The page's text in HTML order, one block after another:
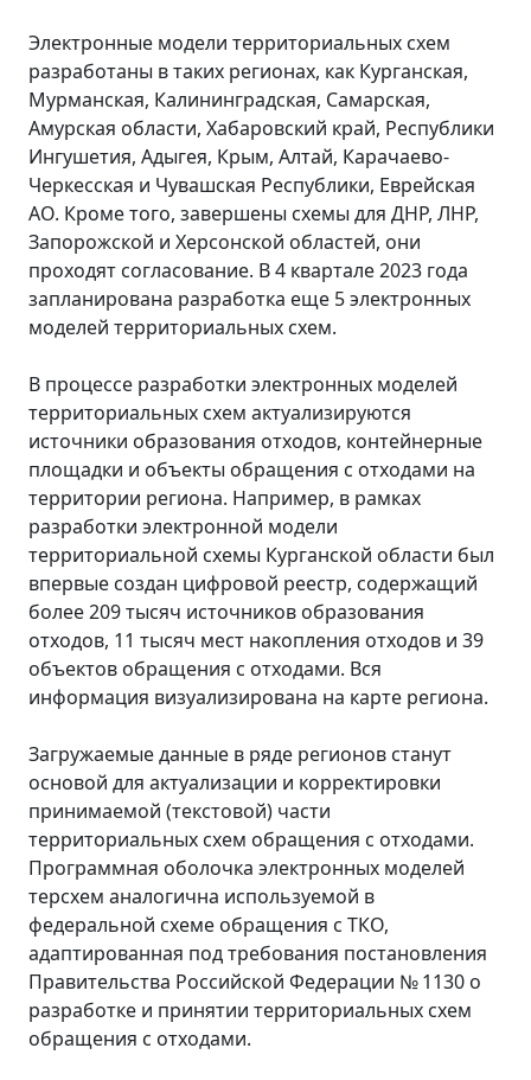
Электронные модели территориальных схем
разработаны в таких регионах, как Курганская,
Мурманская, Калининградская, Самарская,
Амурская области, Хабаровский край, Республики
Ингушетия, Адыгея, Крым, Алтай, Карачаево-
Черкесская и Чувашская Республики, Еврейская
АО. Кроме того, завершены схемы для ДНР, ЛНР,
Запорожской и Херсонской областей, они
проходят согласование. В 4 квартале 2023 года
запланирована разработка еще 5 электронных
моделей территориальных схем.
В процессе разработки электронных моделей
территориальных схем актуализируются
источники образования отходов, контейнерные
площадки и объекты обращения с отходами на
территории региона. Например, в рамках
разработки электронной модели
территориальной схемы Курганской области был
впервые создан цифровой реестр, содержащий
более 209 тысяч источников образования
отходов, 11 тысяч мест накопления отходов и 39
объектов обращения с отходами. Вся
информация визуализирована на карте региона.
Загружаемые данные в ряде регионов станут
основой для актуализации и корректировки
принимаемой (текстовой) части
территориальных схем обращения с отходами.
Программная оболочка электронных моделей
терсхем аналогична используемой в
федеральной схеме обращения с ТКО,
адаптированная под требования постановления
Правительства Российской Федерации № 1130 о
разработке и принятии территориальных схем
обращения с отходами.